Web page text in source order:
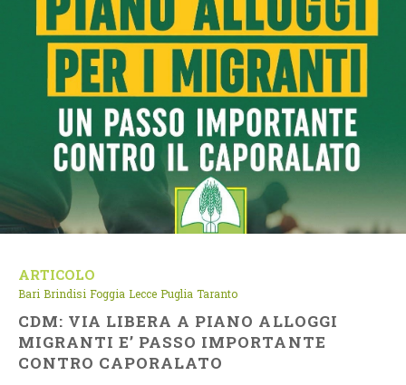
ARTICOLO
Bari Brindisi Foggia Lecce Puglia Taranto
CDM: VIA LIBERA A PIANO ALLOGGI
MIGRANTI E’ PASSO IMPORTANTE
CONTRO CAPORALATO